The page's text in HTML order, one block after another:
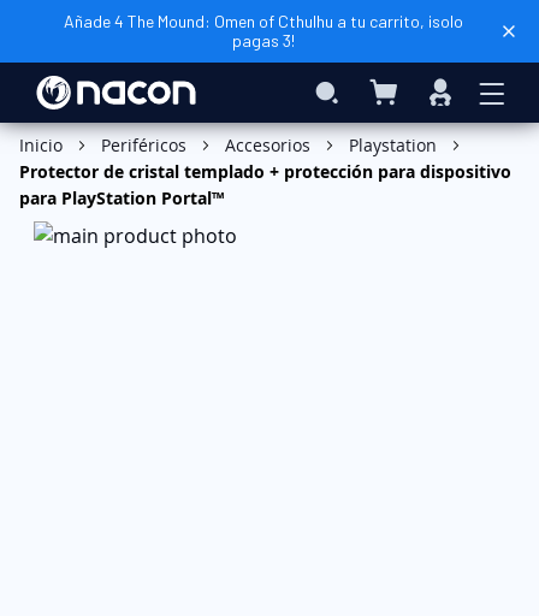
Añade 4 The Mound: Omen of Cthulhu a tu carrito, ¡solo
pagas 3!
Search Mi cesta Iniciar
sesión
Añadir al carrito
Inicio Periféricos Accesorios
Playstation
Protector de cristal templado + protección para dispositivo
para PlayStation Portal™
Saltar